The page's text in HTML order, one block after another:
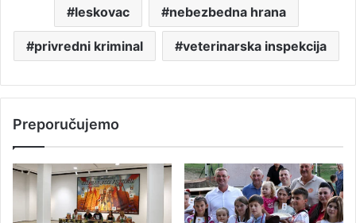
leskovac nebezbedna hrana
privredni kriminal veterinarska inspekcija
Preporučujemo